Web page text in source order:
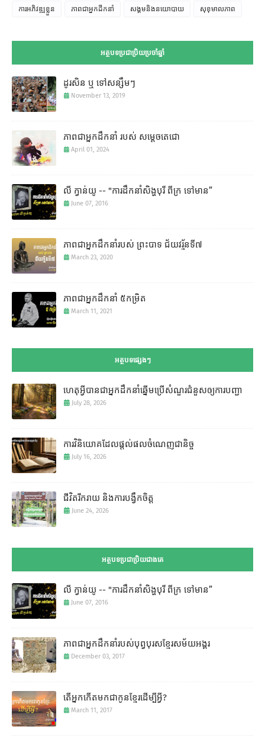
ការអភិវឌ្ឍខ្លួន ភាពជាអ្នកដឹកនាំ សង្គមនិងនយោបាយ សុខុមាលភាព
អត្ថបទប្រជាប្រិយប្រចាំឆ្នាំ
ដូរសិន ឬ ទៅសន្សឹមៗ
November 13, 2019
ភាពជាអ្នកដឹកនាំ របស់ សម្តេចតេជោ
April 01, 2024
លី ក្វាន់យូ -- "ការដឹកនាំសិង្ហបុរី ពីក្រ ទៅមាន”
June 07, 2016
ភាពជាអ្នកដឹកនាំរបស់ ព្រះបាទ ជ័យវរ្ម័នទី៧
March 23, 2020
ភាពជាអ្នកដឹកនាំ ៥កម្រិត
March 11, 2021
អត្ថបទផ្សេងៗ
ហេតុអ្វីបានជាអ្នកដឹកនាំឆ្នើមប្រើសំណួរជំនួសឲ្យការបញ្ជា
July 28, 2026
ការវិនិយោគដែលផ្តល់ផលចំណេញជានិច្ច
July 16, 2026
ជីវិតរីករាយ និងការបង្វឹកចិត្ត
June 24, 2026
អត្ថបទប្រជាប្រិយជាងគេ
លី ក្វាន់យូ -- "ការដឹកនាំសិង្ហបុរី ពីក្រ ទៅមាន”
June 07, 2016
ភាពជាអ្នកដឹកនាំរបស់បុព្វបុរសខ្មែរសម័យអង្គរ
December 03, 2017
តើអ្នកកើតមកជាកូនខ្មែរដើម្បីអ្វី?
March 11, 2017